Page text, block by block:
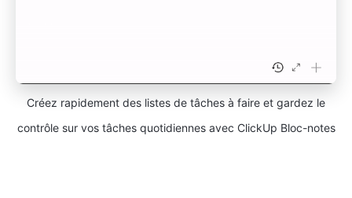
Créez rapidement des listes de tâches à faire et gardez le
contrôle sur vos tâches quotidiennes avec ClickUp Bloc-notes